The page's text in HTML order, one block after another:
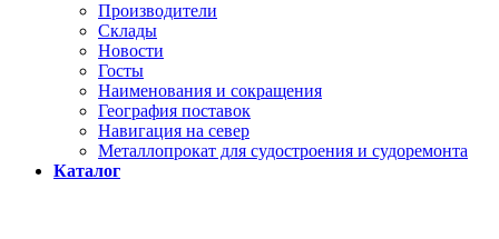
Производители
Склады
Новости
Госты
Наименования и сокращения
География поставок
Навигация на север
Металлопрокат для судостроения и судоремонта
Каталог